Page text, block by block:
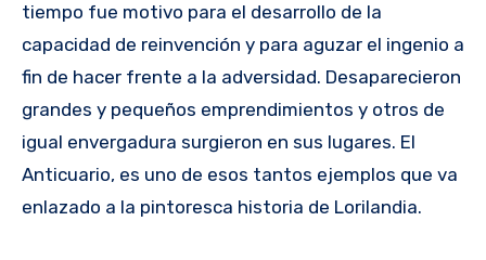
tiempo fue motivo para el desarrollo de la
capacidad de reinvención y para aguzar el ingenio a
fin de hacer frente a la adversidad. Desaparecieron
grandes y pequeños emprendimientos y otros de
igual envergadura surgieron en sus lugares. El
Anticuario, es uno de esos tantos ejemplos que va
enlazado a la pintoresca historia de Lorilandia.